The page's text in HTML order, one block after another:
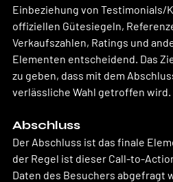
Einbeziehung von Testimonials/
offiziellen Gütesiegeln,
Verkaufszahlen, Ratings und
Elementen entscheidend. Das
zu geben, dass mit dem
verlässliche Wahl getroffen wird.
Abschluss
Der Abschluss ist das finale
der Regel ist dieser Call-to-
Daten des Besuchers abgefragt